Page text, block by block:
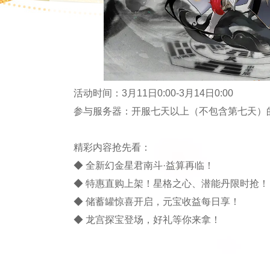
活动时间：3月11日0:00-3月14日0:00
参与服务器：开服七天以上（不包含第七天）
精彩内容抢先看：
◆ 全新幻金星君南斗·益算再临！
◆ 特惠直购上架！星格之心、潜能丹限时抢！
◆ 储蓄罐惊喜开启，元宝收益每日享！
◆ 龙宫探宝登场，好礼等你来拿！